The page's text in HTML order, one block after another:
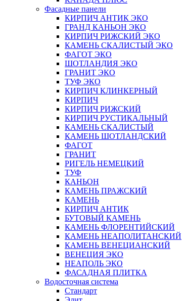
Фасадные панели
КИРПИЧ АНТИК ЭКО
ГРАНД КАНЬОН ЭКО
КИРПИЧ РИЖСКИЙ ЭКО
КАМЕНЬ СКАЛИСТЫЙ ЭКО
ФАГОТ ЭКО
ШОТЛАНДИЯ ЭКО
ГРАНИТ ЭКО
ТУФ ЭКО
КИРПИЧ КЛИНКЕРНЫЙ
КИРПИЧ
КИРПИЧ РИЖСКИЙ
КИРПИЧ РУСТИКАЛЬНЫЙ
КАМЕНЬ СКАЛИСТЫЙ
КАМЕНЬ ШОТЛАНДСКИЙ
ФАГОТ
ГРАНИТ
РИГЕЛЬ НЕМЕЦКИЙ
ТУФ
КАНЬОН
КАМЕНЬ ПРАЖСКИЙ
КАМЕНЬ
КИРПИЧ АНТИК
БУТОВЫЙ КАМЕНЬ
КАМЕНЬ ФЛОРЕНТИЙСКИЙ
КАМЕНЬ НЕАПОЛИТАНСКИЙ
КАМЕНЬ ВЕНЕЦИАНСКИЙ
ВЕНЕЦИЯ ЭКО
НЕАПОЛЬ ЭКО
ФАСАДНАЯ ПЛИТКА
Водосточная система
Стандарт